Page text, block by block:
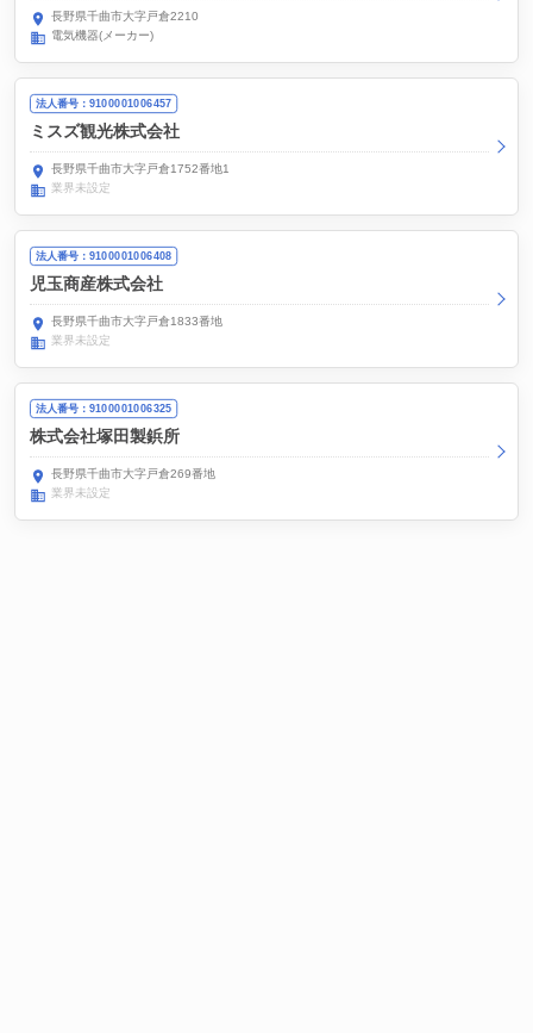
長野県千曲市大字戸倉2210
電気機器(メーカー)
法人番号：9100001006457
ミスズ観光株式会社
長野県千曲市大字戸倉1752番地1
業界未設定
法人番号：9100001006408
児玉商産株式会社
長野県千曲市大字戸倉1833番地
業界未設定
法人番号：9100001006325
株式会社塚田製鋲所
長野県千曲市大字戸倉269番地
業界未設定